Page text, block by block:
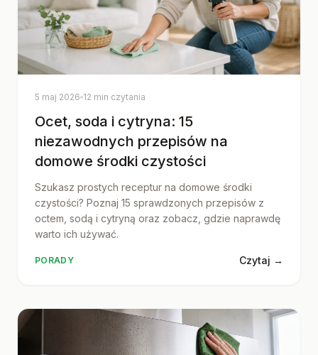
5 maj 2026 12 min czytania
Ocet, soda i cytryna: 15
niezawodnych przepisów na
domowe środki czystości
Szukasz prostych receptur na domowe środki
czystości? Poznaj 15 sprawdzonych przepisów z
octem, sodą i cytryną oraz zobacz, gdzie naprawdę
warto ich używać.
PORADY Czytaj →